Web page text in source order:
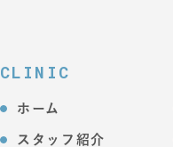
CLINIC
ホーム
スタッフ紹介